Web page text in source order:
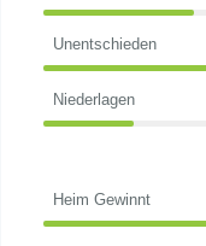
Unentschieden
Niederlagen
Heim Gewinnt